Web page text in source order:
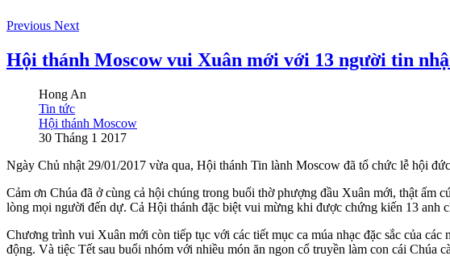
Previous Next
Hội thánh Moscow vui Xuân mới với 13 người tin
Hong An
Tin tức
Hội thánh Moscow
30 Tháng 1 2017
Ngày Chủ nhật 29/01/2017 vừa qua, Hội thánh Tin lành Moscow đã tổ chức lễ hội
Cảm ơn Chúa đã ở cùng cả hội chúng trong buổi thờ phượng đầu Xuân mới, thật ấm
lòng mọi người đến dự. Cả Hội thánh đặc biệt vui mừng khi được chứng kiến 13 anh
Chương trình vui Xuân mới còn tiếp tục với các tiết mục ca múa nhạc đặc sắc của
động. Và tiệc Tết sau buổi nhóm với nhiều món ăn ngon cổ truyền làm con cái